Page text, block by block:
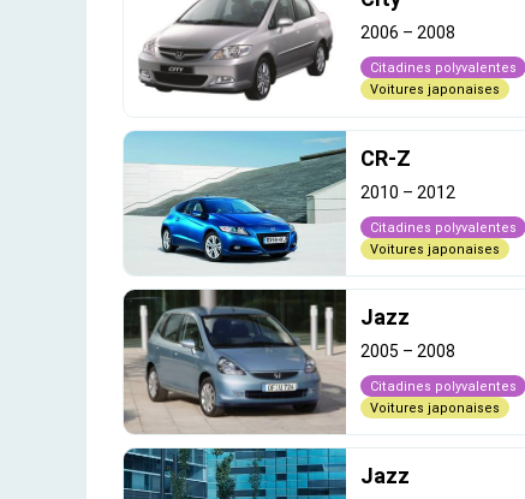
2006 –2008
Citadines polyvalentes
Voitures japonaises
CR-Z
2010 – 2012
Citadines polyvalentes
Voitures japonaises
Jazz
2005 – 2008
Citadines polyvalentes
Voitures japonaises
Jazz